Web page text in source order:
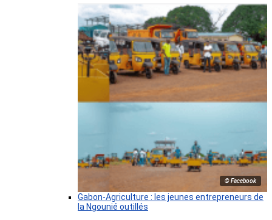
© Facebook
Gabon-Agriculture : les jeunes entrepreneurs de
la Ngounié outillés